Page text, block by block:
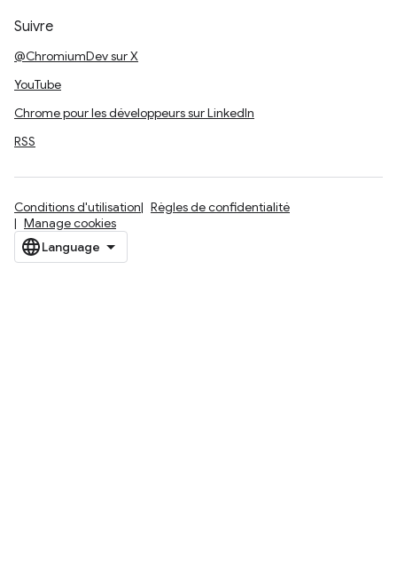
Suivre
@ChromiumDev sur X
YouTube
Chrome pour les développeurs sur LinkedIn
RSS
Conditions d'utilisation
Règles de confidentialité
Manage cookies